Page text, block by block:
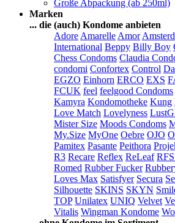
Große Abpackung (ab 250ml)
Marken
... die (auch) Kondome anbieten
Adore Amarelle Amor
International Beppy Billy Boy
Chess Condoms Claudia
condomi Confortex Control
EGZO Einhorn ERCO EXS
FCUK feel feelgood Condoms
Kamyra Kondomotheke Kung
Love Match Lovelyness
Mister Size Moods Condoms
My.Size MyOne Oebre OJO
Pamitex Pasante Peithora
R3 Recare Reflex ReLeaf
Romed Rubber Fucker
Loves Max Satisfyer Secura
Silhouette SKINS SKYN
TOP Unilatex UNIQ Velvet
Vitalis Wingman Kondome